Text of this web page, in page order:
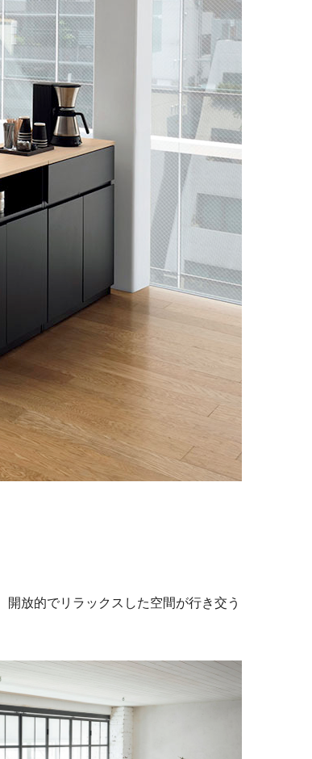
放的でリラックスした空間が行き交う